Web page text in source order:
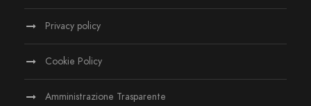
Privacy policy
Cookie Policy
Amministrazione Trasparente